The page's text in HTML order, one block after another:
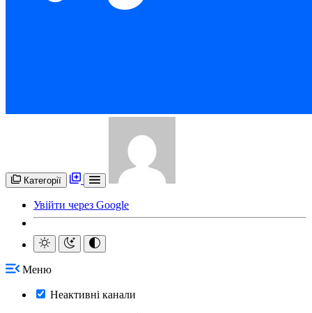
Категорії
Увійти через Google
Меню
Неактивні канали